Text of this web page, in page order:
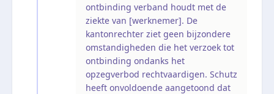
ontbinding verband houdt met de
ziekte van [werknemer]. De
kantonrechter ziet geen bijzondere
omstandigheden die het verzoek tot
ontbinding ondanks het
opzegverbod rechtvaardigen. Schutz
heeft onvoldoende aangetoond dat